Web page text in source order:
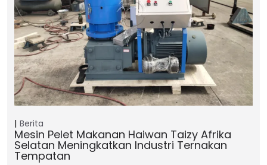
Berita
Mesin Pelet Makanan Haiwan Taizy Afrika
Selatan Meningkatkan Industri Ternakan
Tempatan